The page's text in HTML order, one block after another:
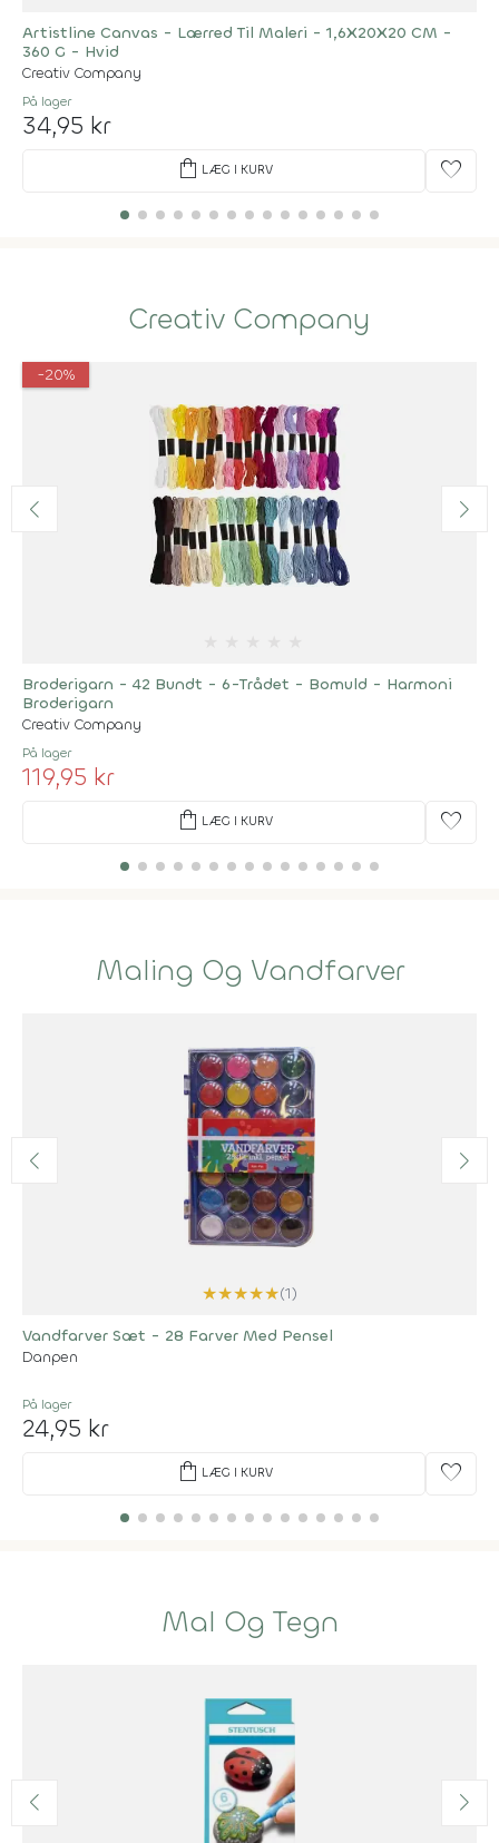
Artistline Canvas - Lærred Til Maleri - 1,6X20X20 CM -
360 G - Hvid
Creativ Company
På lager
34,95 kr
shopping_bag LÆG I KURV favorite
Creativ Company
-20%
Broderigarn - 42 Bundt - 6-Trådet - Bomuld - Harmoni
Broderigarn
Creativ Company
På lager
119,95 kr
shopping_bag LÆG I KURV favorite
Maling Og Vandfarver
★★★★★(1)
Vandfarver Sæt - 28 Farver Med Pensel
Danpen
På lager
24,95 kr
shopping_bag LÆG I KURV favorite
Mal Og Tegn